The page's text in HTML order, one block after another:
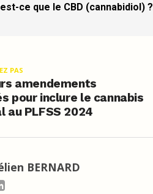
ce que le CBD (cannabidiol) ?
PAS
amendements
pour inclure le cannabis
au PLFSS 2024
BERNARD